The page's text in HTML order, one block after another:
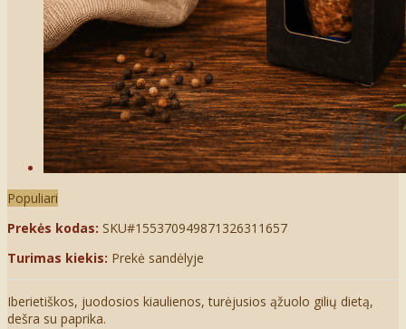
Populiari
Prekės kodas: SKU#155370949871326311657
Turimas kiekis: Prekė sandėlyje
Iberietiškos, juodosios kiaulienos, turėjusios ąžuolo gilių dietą,
dešra su paprika.